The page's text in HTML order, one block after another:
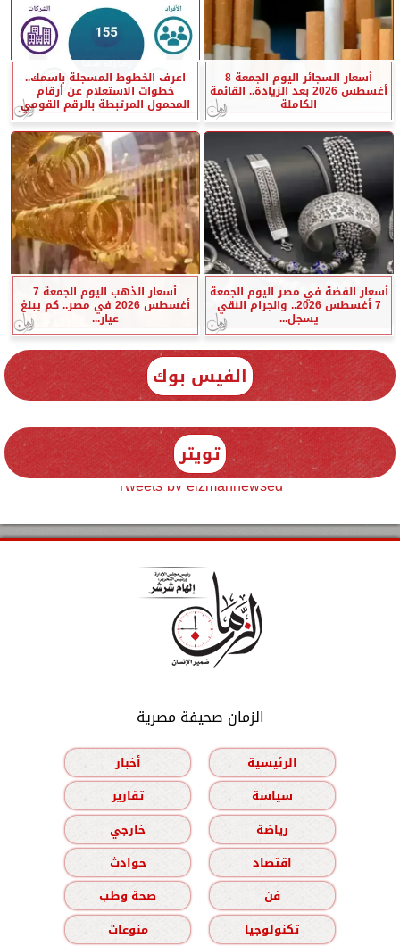
أسعار السجائر اليوم الجمعة 8
أغسطس 2026 بعد الزيادة.. القائمة
الكاملة
اعرف الخطوط المسجلة باسمك..
خطوات الاستعلام عن أرقام
المحمول المرتبطة بالرقم القومي
أسعار الفضة في مصر اليوم الجمعة
7 أغسطس 2026.. والجرام النقي
يسجل...
أسعار الذهب اليوم الجمعة 7
أغسطس 2026 في مصر.. كم يبلغ
عيار...
الفيس بوك
تويتر
Tweets by elzmannewseg
الزمان صحيفة مصرية
الرئيسية
أخبار
سياسة
تقارير
رياضة
خارجي
اقتصاد
حوادث
فن
صحة وطب
تكنولوجيا
منوعات